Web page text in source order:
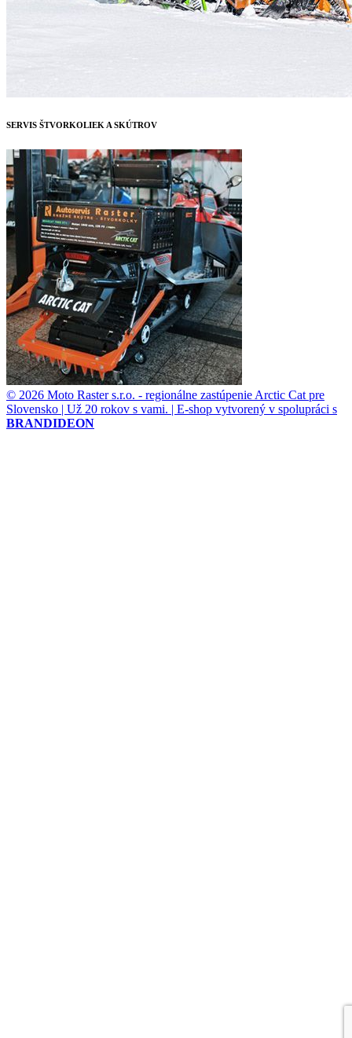
SERVIS ŠTVORKOLIEK A SKÚTROV
© 2026 Moto Raster s.r.o. - regionálne zastúpenie Arctic Cat pre
Slovensko | Už 20 rokov s vami. | E-shop vytvorený v spolupráci s
BRANDIDEON